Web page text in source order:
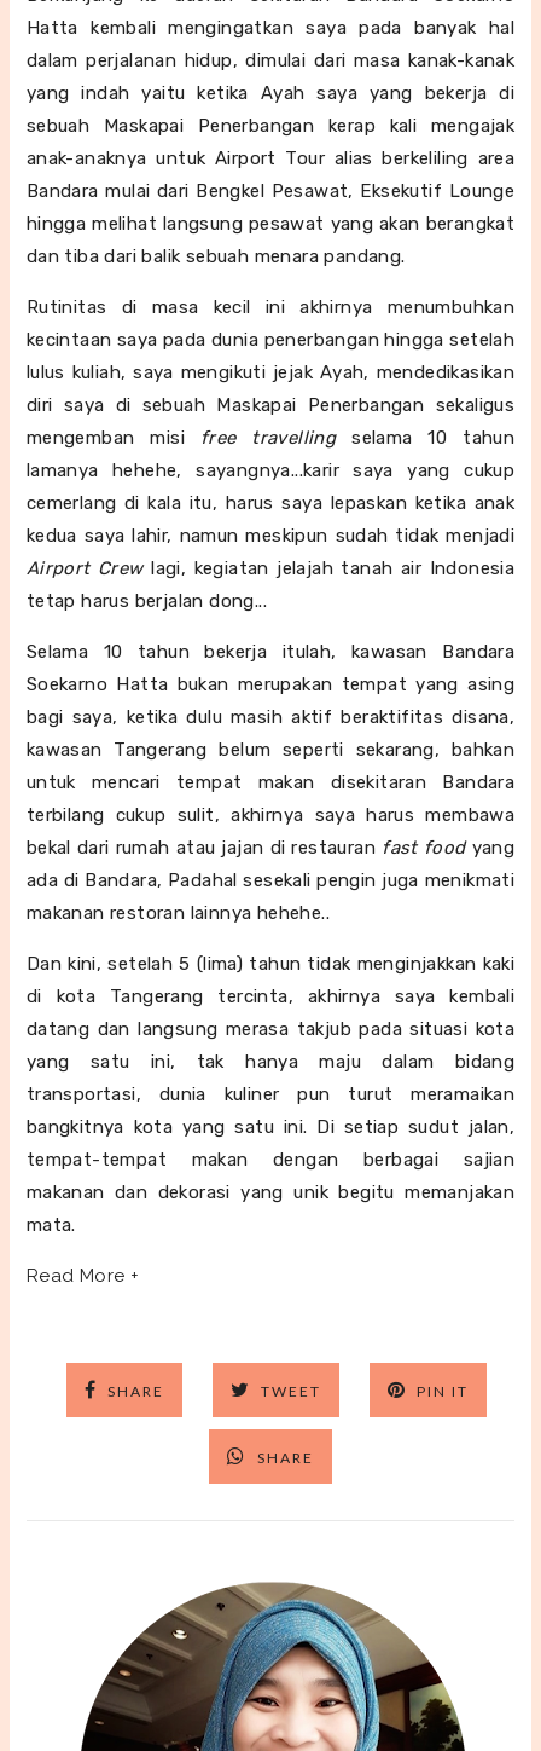
Hatta kembali mengingatkan saya pada banyak hal
dalam perjalanan hidup, dimulai dari masa kanak-kanak
yang indah yaitu ketika Ayah saya yang bekerja di
sebuah Maskapai Penerbangan kerap kali mengajak
anak-anaknya untuk Airport Tour alias berkeliling area
Bandara mulai dari Bengkel Pesawat, Eksekutif Lounge
hingga melihat langsung pesawat yang akan berangkat
dan tiba dari balik sebuah menara pandang.
Rutinitas di masa kecil ini akhirnya menumbuhkan
kecintaan saya pada dunia penerbangan hingga setelah
lulus kuliah, saya mengikuti jejak Ayah, mendedikasikan
diri saya di sebuah Maskapai Penerbangan sekaligus
mengemban misi
free travellingselama 10 tahun
lamanya hehehe, sayangnya...karir saya yang cukup
cemerlang di kala itu, harus saya lepaskan ketika anak
kedua saya lahir, namun meskipun sudah tidak menjadi
Airport Crewlagi, kegiatan jelajah tanah air Indonesia
tetap harus berjalan dong...
Selama 10 tahun bekerja itulah, kawasan Bandara
Soekarno Hatta bukan merupakan tempat yang asing
bagi saya, ketika dulu masih aktif beraktifitas disana,
kawasan Tangerang belum seperti sekarang, bahkan
untuk mencari tempat makan disekitaran Bandara
terbilang cukup sulit, akhirnya saya harus membawa
bekal dari rumah atau jajan di restauran fast foodyang
ada di Bandara, Padahal sesekali pengin juga menikmati
makanan restoran lainnya hehehe..
Dan kini, setelah 5 (lima) tahun tidak menginjakkan kaki
di kota Tangerang tercinta, akhirnya saya kembali
datang dan langsung merasa takjub pada situasi kota
yang satu ini, tak hanya maju dalam bidang
transportasi, dunia kuliner pun turut meramaikan
bangkitnya kota yang satu ini. Di setiap sudut jalan,
tempat-tempat makan dengan berbagai sajian
makanan dan dekorasi yang unik begitu memanjakan
mata.
Read More +
SHARE TWEET PIN IT
SHARE